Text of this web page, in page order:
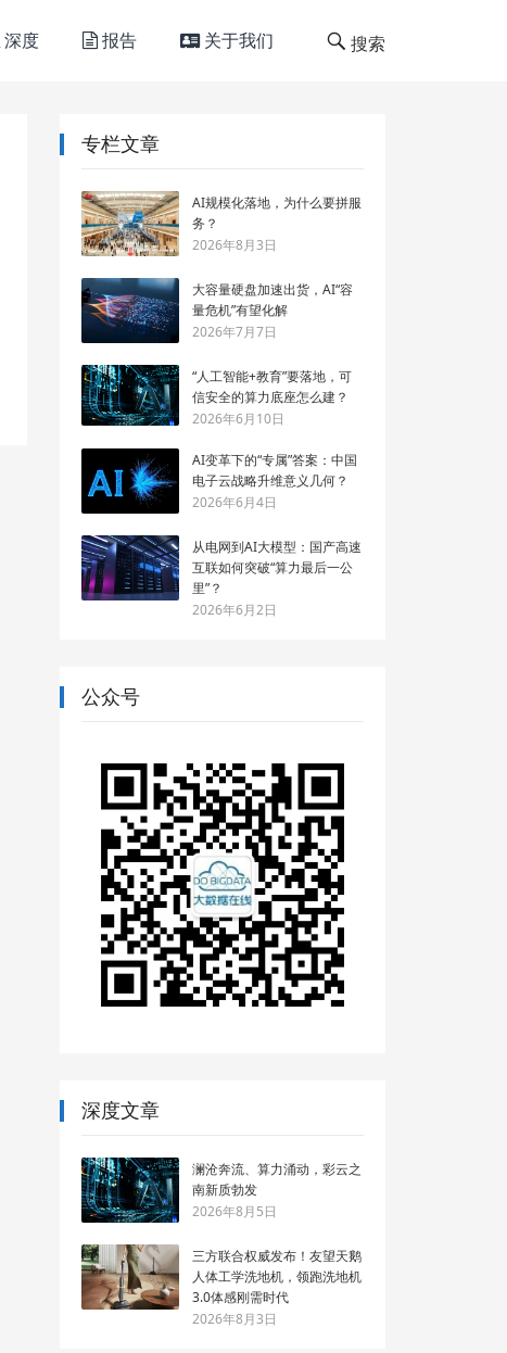
深度 报告 关于我们 搜索
专栏文章
AI规模化落地，为什么要拼服
务？
2026年8月3日
大容量硬盘加速出货，AI“容
量危机”有望化解
2026年7月7日
“人工智能+教育”要落地，可
信安全的算力底座怎么建？
2026年6月10日
AI变革下的“专属”答案：中国
电子云战略升维意义几何？
2026年6月4日
从电网到AI大模型：国产高速
互联如何突破“算力最后一公
里”？
2026年6月2日
公众号
深度文章
澜沧奔流、算力涌动，彩云之
南新质勃发
2026年8月5日
三方联合权威发布！友望天鹅
人体工学洗地机，领跑洗地机
3.0体感刚需时代
2026年8月3日